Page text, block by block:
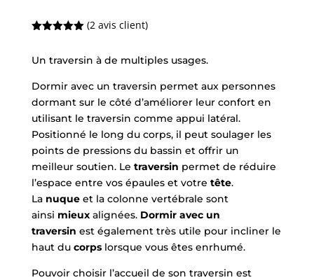
basé sur
(2 avis client)
Un traversin à de multiples usages.
Dormir avec un traversin permet aux personnes
dormant sur le côté d’améliorer leur confort en
utilisant le traversin comme appui latéral.
Positionné le long du corps, il peut soulager les
points de pressions du bassin et offrir un
meilleur soutien. Le traversin permet de réduire
l’espace entre vos épaules et votre tête.
La nuqueet la colonne vertébrale sont
ainsi mieuxalignées. Dormir avec un
traversin est également très utile pour incliner le
haut du corpslorsque vous êtes enrhumé.
Pouvoir choisir l’accueil de son traversin est